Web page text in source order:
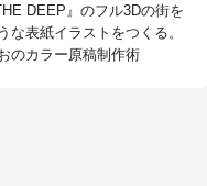
DEEP』のフル3Dの街を
な表紙イラストをつくる。
のカラー原稿制作術